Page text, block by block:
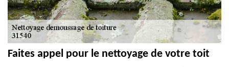
Faites appel pour le nettoyage de votre toit